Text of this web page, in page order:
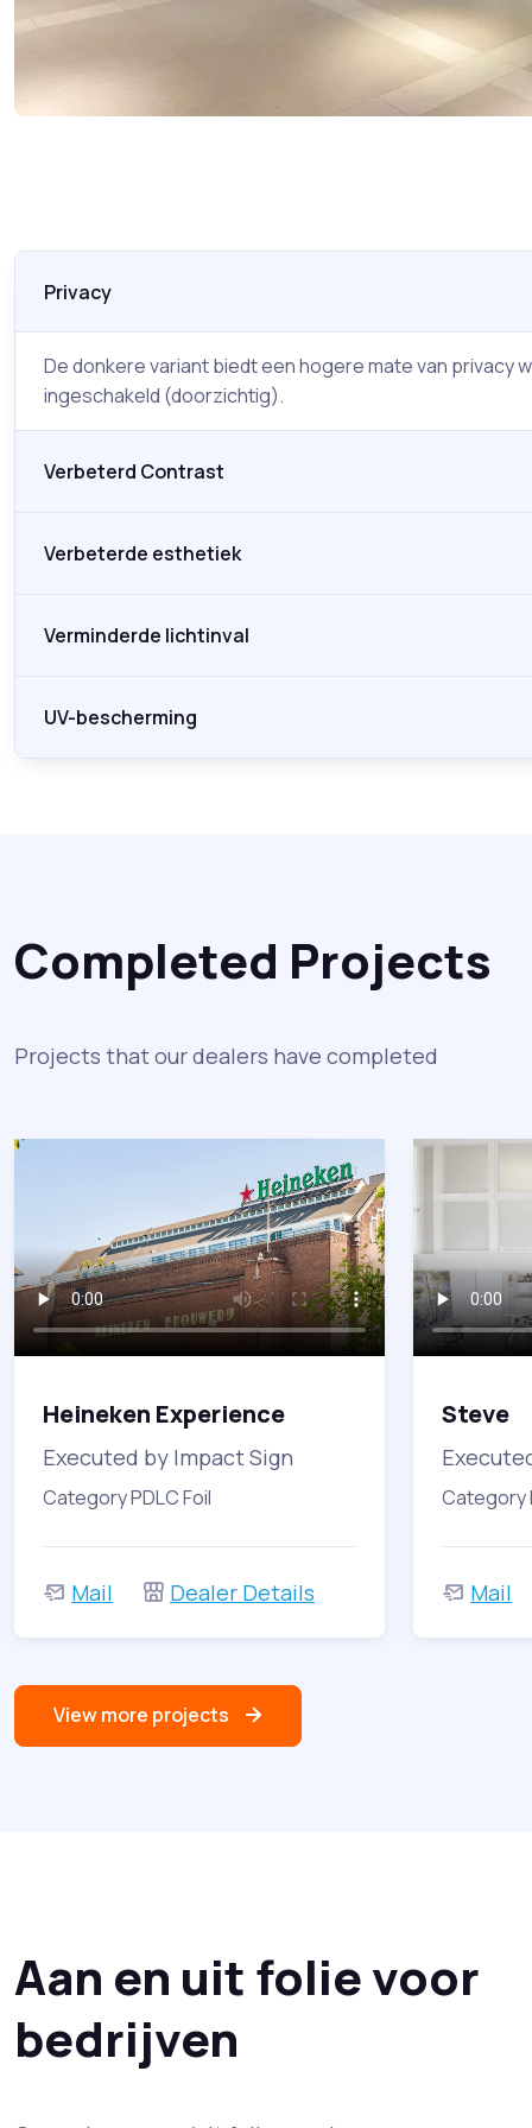
Privacy
De donkere variant biedt een hogere mate van privacy
ingeschakeld (doorzichtig).
Verbeterd Contrast
Verbeterde esthetiek
Verminderde lichtinval
UV-bescherming
Completed Projects
Projects that our dealers have completed
Heineken Experience
Executed by Impact Sign
Category PDLC Foil
Mail Dealer Details
Steve
Category
Mail
View more projects
Aan en uit folie voor
bedrijven